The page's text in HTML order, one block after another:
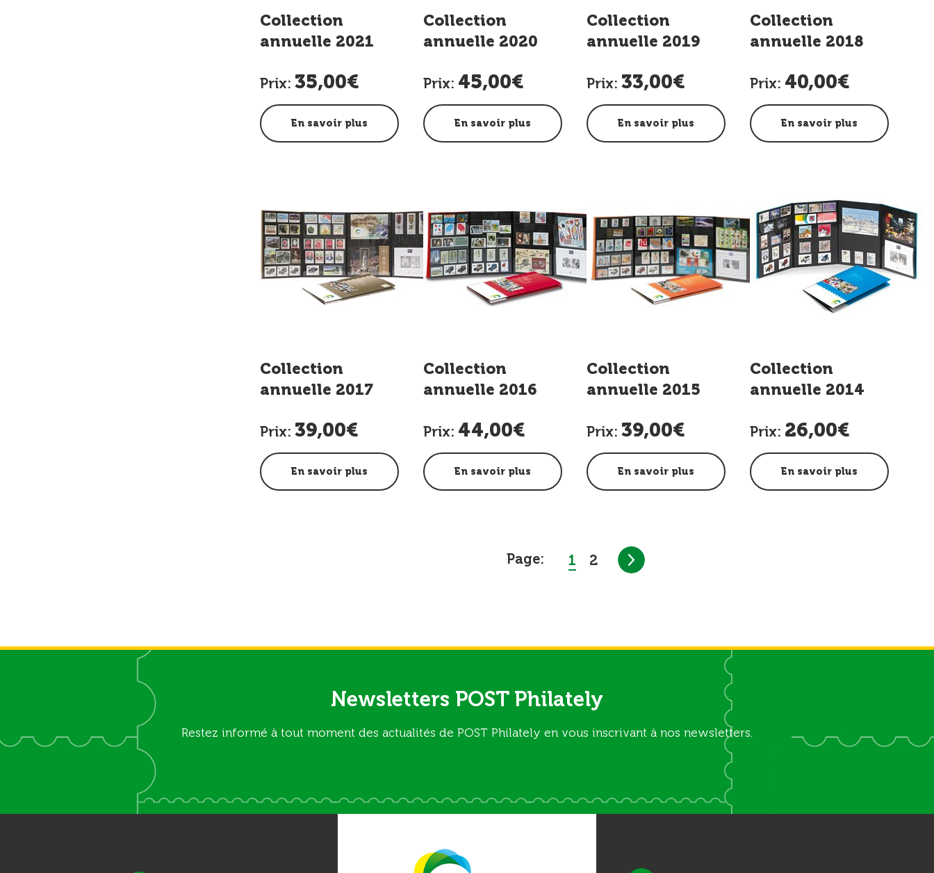
Collection
annuelle 2021
Prix: 35,00€
En savoir plus
Collection
annuelle 2020
Prix: 45,00€
En savoir plus
Collection
annuelle 2019
Prix: 33,00€
En savoir plus
Collection
annuelle 2018
Prix: 40,00€
En savoir plus
Collection
annuelle 2017
Prix: 39,00€
En savoir plus
Collection
annuelle 2016
Prix: 44,00€
En savoir plus
Collection
annuelle 2015
Prix: 39,00€
En savoir plus
Collection
annuelle 2014
Prix: 26,00€
En savoir plus
Page: 1 2
Newsletters POST Philately
Restez informé à tout moment des actualités de POST Philately en vous inscrivant à nos newsletters.